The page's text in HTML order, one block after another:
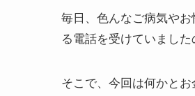
毎日、色んなご病気や
る電話を受けていまし
そこで、今回は何かと